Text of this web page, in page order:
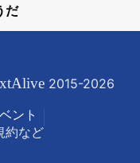
だ
Alive 2015-2026
ント
約など